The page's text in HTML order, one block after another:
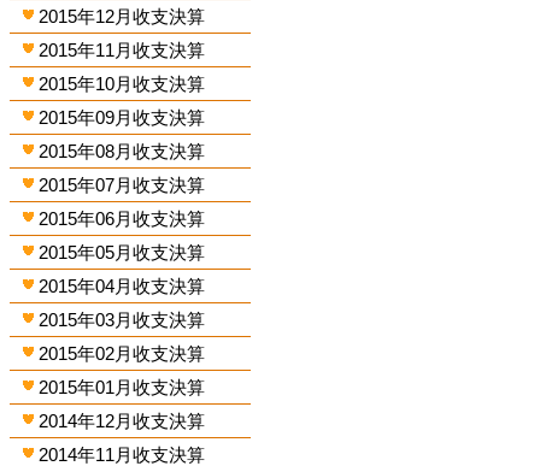
2015年12月收支決算
2015年11月收支決算
2015年10月收支決算
2015年09月收支決算
2015年08月收支決算
2015年07月收支決算
2015年06月收支決算
2015年05月收支決算
2015年04月收支決算
2015年03月收支決算
2015年02月收支決算
2015年01月收支決算
2014年12月收支決算
2014年11月收支決算